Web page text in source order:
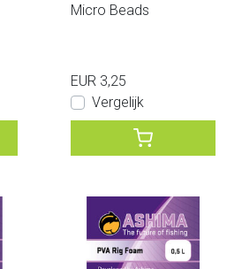
Micro Beads
EUR 3,25
Vergelijk